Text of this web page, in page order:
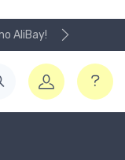
AliBay!